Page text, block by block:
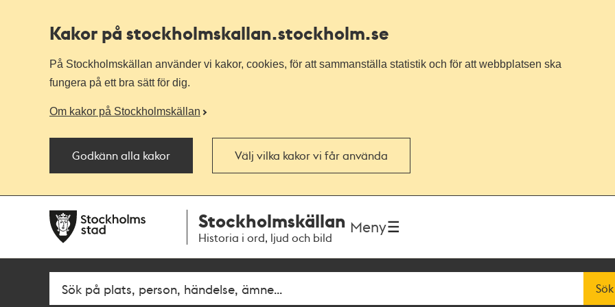
Kakor på stockholmskallan.stockholm.se
På Stockholmskällan använder vi kakor, cookies, för att sammanställa statistik och för att webbplatsen ska
fungera på ett bra sätt för dig.
Om kakor på Stockholmskällan
Godkänn alla kakor Välj vilka kakor vi får använda
navigationen
huvudinnehållet
Stockholmskällan
Historia i ord, ljud och bild
Meny
Fritextsök Sök